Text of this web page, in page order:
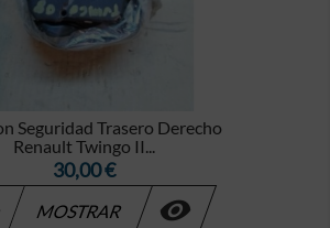
Seguridad Trasero Derecho
Renault Twingo II...
Precio
30,00 €
MOSTRAR 